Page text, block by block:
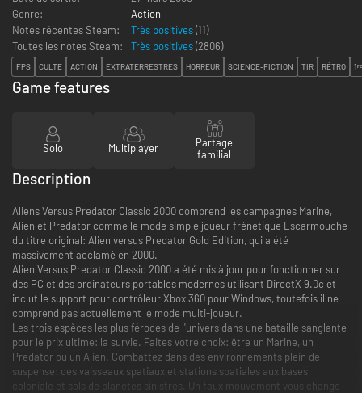
Genre:
Action
Notes récentes Steam:
Très positives(11)
Toutes les notes Steam:
Très positives(2806)
FPS CULTE ACTION EXTRATERRESTRES HORREUR SCIENCE-FICTION TIR RÉTRO
Game features
Solo Multiplayer
Partage
familial
Description
Aliens Versus Predator Classic 2000 comprend les campagnes Marine,
Alien et Predator comme le mode simple joueur frénétique Escarmouche
du titre original: Alien versus Predator Gold Edition, qui a été
massivement acclamé en 2000.
Alien Versus Predator Classic 2000 a été mis à jour pour fonctionner sur
des PC et des ordinateurs portables modernes utilisant DirectX 9.0c et
inclut le support pour contrôleur Xbox 360 pour Windows, toutefois il ne
comprend pas actuellement le mode multi-joueur.
Les trois espèces les plus féroces de l'univers dans une bataille sanglante
pour le prix ultime: la survie. Faites votre choix: être un Marine, un
Predator ou un Alien. Combattez dans des environnements plein de
suspense: des vaisseaux spatiaux et stations spatiales aux bases
coloniale et sols de planètes sinistres. Un faux mouvement vous change